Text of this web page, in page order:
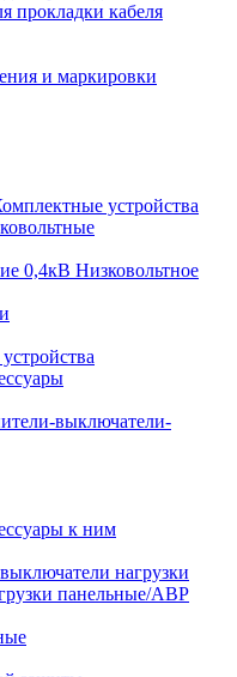
прокладки кабеля
и маркировки
устройства
Низковольтное
выключатели-
к ним
нагрузки
панельные/АВР